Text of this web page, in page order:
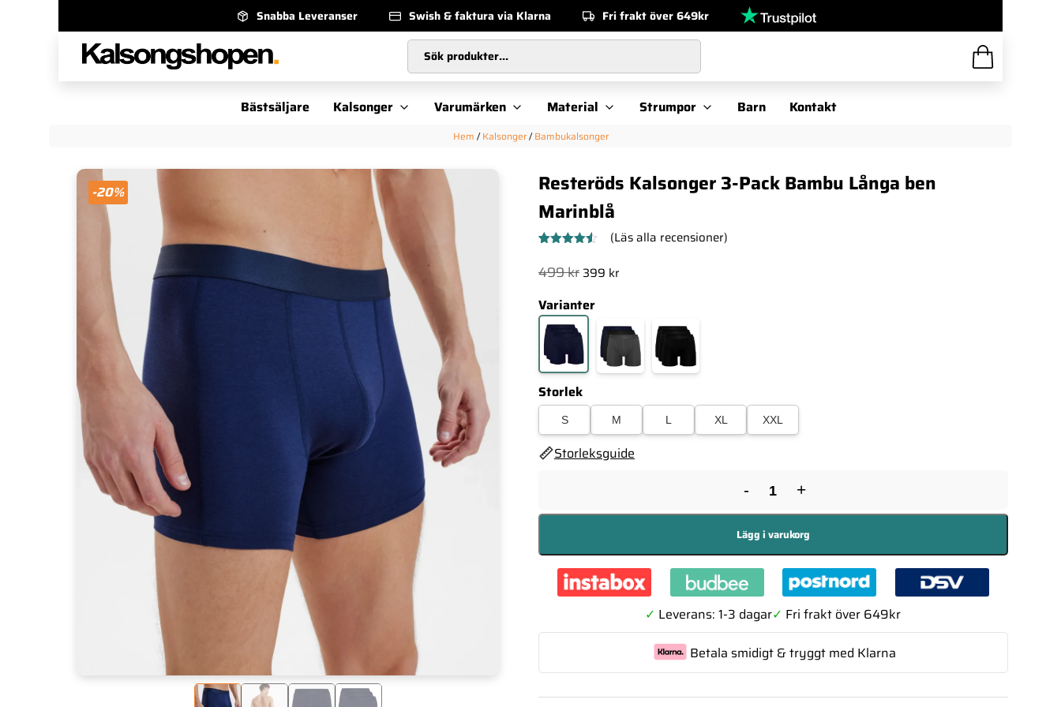
Snabba Leveranser Swish & faktura via Klarna Fri frakt över 649kr
Sök produkter...
Bästsäljare Kalsonger Varumärken Material Strumpor Barn Kontakt
Hem /Kalsonger/Bambukalsonger
-20%
Resteröds Kalsonger 3-Pack Bambu Långa ben
Marinblå
4.50av 5
baserat
kundrecensioner
(Läs alla recensioner)
499kr Det
priset
var:
499 kr.
399 kr
är:
399 kr.
Varianter
Storlek
S M L XL XXL
Storleksguide
- +
Lägg i varukorg
✓ Leverans: 1-3 dagar✓ Fri frakt över 649kr
Betala smidigt & tryggt med Klarna